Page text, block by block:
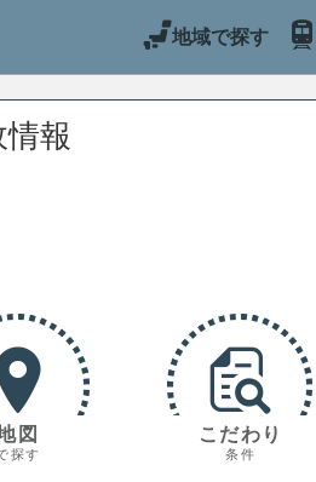
地域で探す
報
図
探す
こだわり
条件